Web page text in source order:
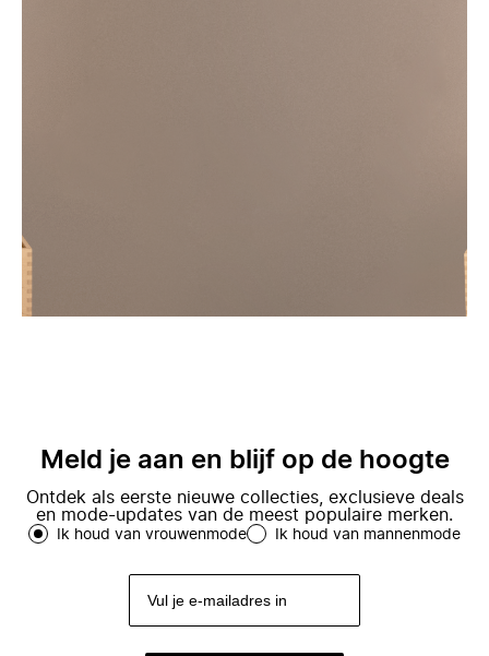
Meld je aan en blijf op de hoogte
Ontdek als eerste nieuwe collecties, exclusieve deals
en mode-updates van de meest populaire merken.
Ik houd van vrouwenmode Ik houd van mannenmode